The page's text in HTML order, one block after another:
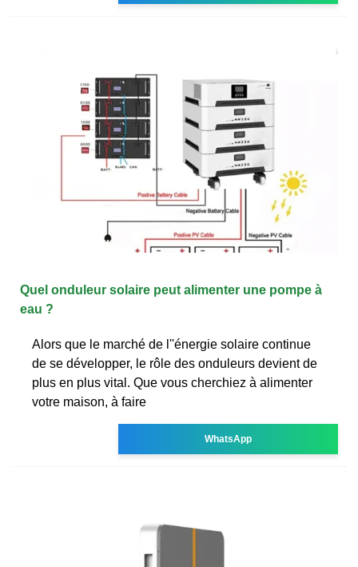
Quel onduleur solaire peut alimenter une pompe à
eau ?
Alors que le marché de l''énergie solaire continue
de se développer, le rôle des onduleurs devient de
plus en plus vital. Que vous cherchiez à alimenter
votre maison, à faire
WhatsApp